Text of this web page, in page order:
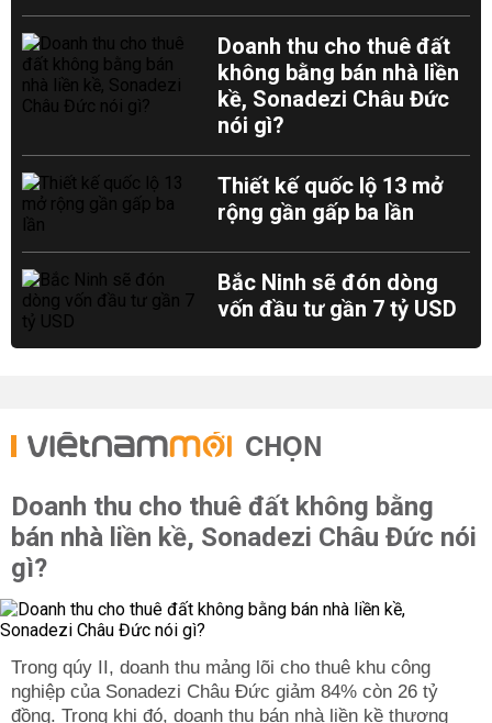
Doanh thu cho thuê đất
không bằng bán nhà liền
kề, Sonadezi Châu Đức
nói gì?
Thiết kế quốc lộ 13 mở
rộng gần gấp ba lần
Bắc Ninh sẽ đón dòng
vốn đầu tư gần 7 tỷ USD
CHỌN
Doanh thu cho thuê đất không bằng
bán nhà liền kề, Sonadezi Châu Đức nói
gì?
Trong qúy II, doanh thu mảng lõi cho thuê khu công
nghiệp của Sonadezi Châu Đức giảm 84% còn 26 tỷ
đồng. Trong khi đó, doanh thu bán nhà liền kề thương